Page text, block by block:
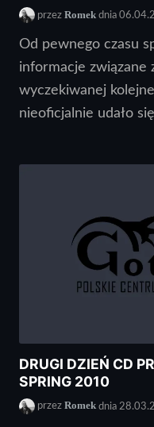
przez Romek dnia
Od pewnego czasu
informacje związane
wyczekiwanej
nieoficjalnie udało
DRUGI DZIEŃ CD
SPRING 2010
przez Romek dnia